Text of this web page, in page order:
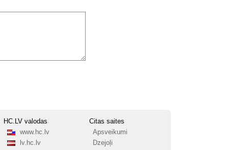
HC.LV valodas
www.hc.lv
lv.hc.lv
Citas saites
Apsveikumi
Dzejoļi